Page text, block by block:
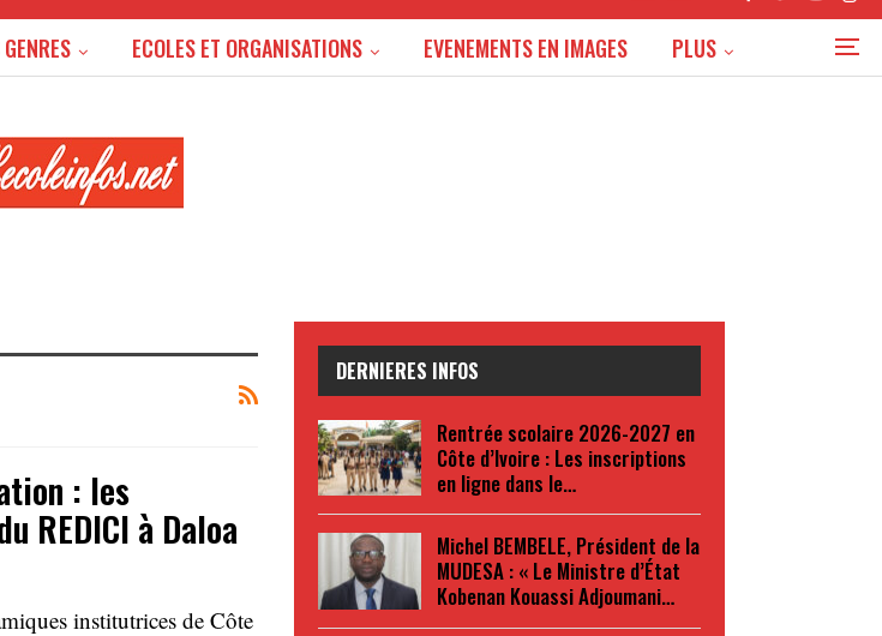
ECOLES ET ORGANISATIONS EVENEMENTS EN IMAGES PLUS
: les
REDICI à Daloa
institutrices de Côte
DERNIERES INFOS
Rentrée scolaire 2026-2027 en
Côte d’Ivoire : Les inscriptions
en ligne dans le…
Michel BEMBELE, Président de la
MUDESA : « Le Ministre d’État
Kobenan Kouassi Adjoumani…